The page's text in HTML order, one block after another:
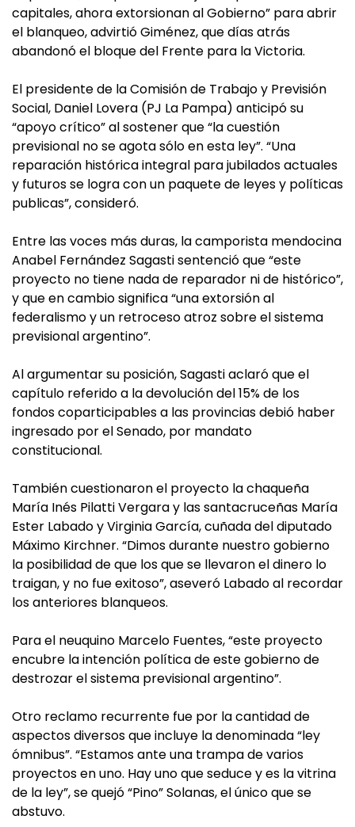
capitales, ahora extorsionan al Gobierno” para abrir
el blanqueo, advirtió Giménez, que días atrás
abandonó el bloque del Frente para la Victoria.
El presidente de la Comisión de Trabajo y Previsión
Social, Daniel Lovera (PJ La Pampa) anticipó su
“apoyo crítico” al sostener que “la cuestión
previsional no se agota sólo en esta ley”. “Una
reparación histórica integral para jubilados actuales
y futuros se logra con un paquete de leyes y políticas
publicas”, consideró.
Entre las voces más duras, la camporista mendocina
Anabel Fernández Sagasti sentenció que “este
proyecto no tiene nada de reparador ni de histórico”,
y que en cambio significa “una extorsión al
federalismo y un retroceso atroz sobre el sistema
previsional argentino”.
Al argumentar su posición, Sagasti aclaró que el
capítulo referido a la devolución del 15% de los
fondos coparticipables a las provincias debió haber
ingresado por el Senado, por mandato
constitucional.
También cuestionaron el proyecto la chaqueña
María Inés Pilatti Vergara y las santacruceñas María
Ester Labado y Virginia García, cuñada del diputado
Máximo Kirchner. “Dimos durante nuestro gobierno
la posibilidad de que los que se llevaron el dinero lo
traigan, y no fue exitoso”, aseveró Labado al recordar
los anteriores blanqueos.
Para el neuquino Marcelo Fuentes, “este proyecto
encubre la intención política de este gobierno de
destrozar el sistema previsional argentino”.
Otro reclamo recurrente fue por la cantidad de
aspectos diversos que incluye la denominada “ley
ómnibus”. “Estamos ante una trampa de varios
proyectos en uno. Hay uno que seduce y es la vitrina
de la ley”, se quejó “Pino” Solanas, el único que se
abstuvo.